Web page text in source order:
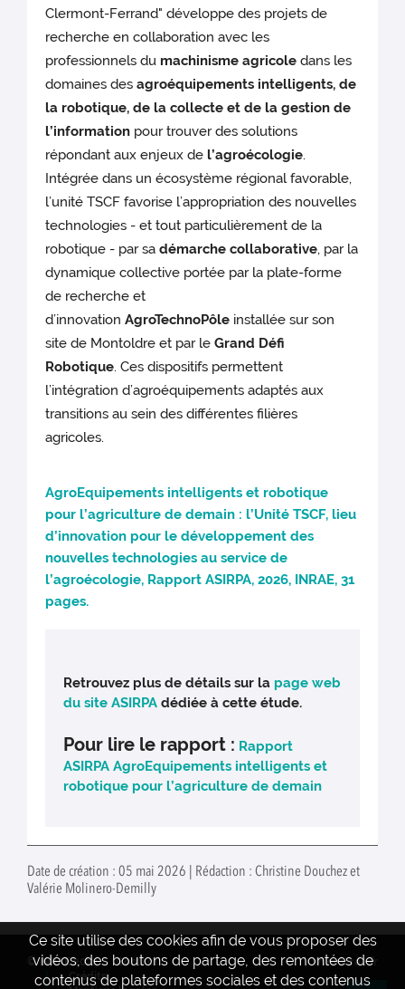
Clermont-Ferrand" développe des projets de
recherche en collaboration avec les
professionnels du machinisme agricole dans les
domaines desagroéquipements intelligents, de
la robotique, de la collecte et de la gestion de
l’information pour trouver des solutions
répondant aux enjeux de l’agroécologie.
Intégrée dans un écosystème régional favorable,
l’unité TSCF favorise l’appropriation des nouvelles
technologies - et tout particulièrement de la
robotique - par sadémarche collaborative, par la
dynamique collective portée par la plate-forme
de recherche et
d’innovationAgroTechnoPôle installée sur son
site de Montoldre et par le Grand Défi
Robotique. Ces dispositifs permettent
l’intégration d’agroéquipements adaptés aux
transitions au sein des différentes filières
agricoles.
AgroEquipements intelligents et robotique
pour l’agriculture de demain : l’Unité TSCF, lieu
d’innovation pour le développement des
nouvelles technologies au service de
l’agroécologie, Rapport ASIRPA, 2026, INRAE, 31
pages.
Retrouvez plus de détails sur la page web
du site ASIRPAdédiée à cette étude.
Pour lire le rapport : Rapport
ASIRPA AgroEquipements intelligents et
robotique pour l’agriculture de demain
Date de création : 05 mai 2026 | Rédaction : Christine Douchez et
Valérie Molinero-Demilly
Ce site utilise des cookies afin de vous proposer des
vidéos, des boutons de partage, des remontées de
contenus de plateformes sociales et des contenus
© INRAE 2022
Contact
Crédits
www.inrae.fr